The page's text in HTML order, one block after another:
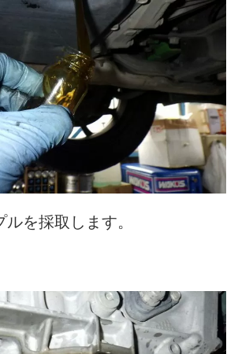
を採取します。